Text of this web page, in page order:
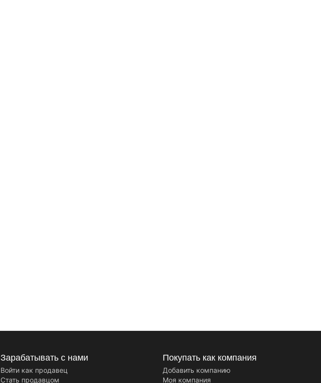
Зарабатывать с нами
Войти как продавец
Стать продавцом
Покупать как компания
Добавить компанию
Моя компания